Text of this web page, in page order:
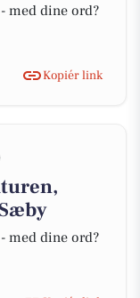
med dine ord?
Kopiér link
med dine ord?